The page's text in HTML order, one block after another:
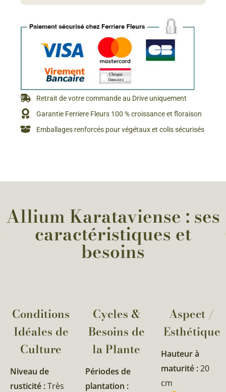
Retrait de votre commande au Drive uniquement
Garantie Ferriere Fleurs 100 % croissance et floraison
Emballages renforcés pour végétaux et colis sécurisés
Allium Karataviense : ses
caractéristiques et
besoins
Conditions
Idéales de
Culture
Niveau de
rusticité :Très
Cycles &
Besoins de
la Plante​
Périodes de
plantation :
Aspect /
Esthétique
Hauteur à
maturité :20
cm